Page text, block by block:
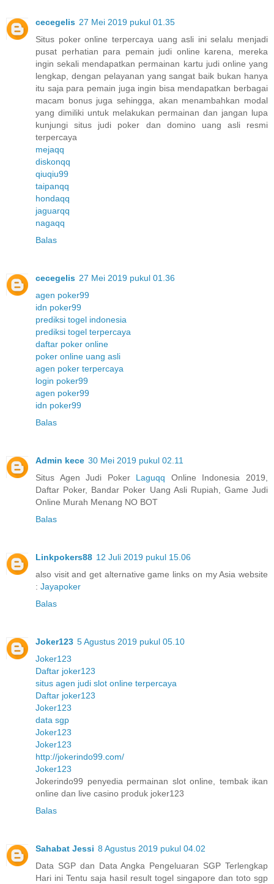
cecegelis 27 Mei 2019 pukul 01.35
Situs poker online terpercaya uang asli ini selalu menjadi
pusat perhatian para pemain judi online karena, mereka
ingin sekali mendapatkan permainan kartu judi online yang
lengkap, dengan pelayanan yang sangat baik bukan hanya
itu saja para pemain juga ingin bisa mendapatkan berbagai
macam bonus juga sehingga, akan menambahkan modal
yang dimiliki untuk melakukan permainan dan jangan lupa
kunjungi situs judi poker dan domino uang asli resmi
terpercaya
mejaqq
diskonqq
qiuqiu99
taipanqq
hondaqq
jaguarqq
nagaqq
Balas
cecegelis 27 Mei 2019 pukul 01.36
agen poker99
idn poker99
prediksi togel indonesia
prediksi togel terpercaya
daftar poker online
poker online uang asli
agen poker terpercaya
login poker99
agen poker99
idn poker99
Balas
Admin kece 30 Mei 2019 pukul 02.11
Situs Agen Judi Poker Laguqq Online Indonesia 2019,
Daftar Poker, Bandar Poker Uang Asli Rupiah, Game Judi
Online Murah Menang NO BOT
Balas
Linkpokers88 12 Juli 2019 pukul 15.06
also visit and get alternative game links on my Asia website
: Jayapoker
Balas
Joker123 5 Agustus 2019 pukul 05.10
Joker123
Daftar joker123
situs agen judi slot online terpercaya
Daftar joker123
Joker123
data sgp
Joker123
Joker123
http://jokerindo99.com/
Joker123
Jokerindo99 penyedia permainan slot online, tembak ikan
online dan live casino produk joker123
Balas
Sahabat Jessi 8 Agustus 2019 pukul 04.02
Data SGP dan Data Angka Pengeluaran SGP Terlengkap
Hari ini Tentu saja hasil result togel singapore dan toto sgp